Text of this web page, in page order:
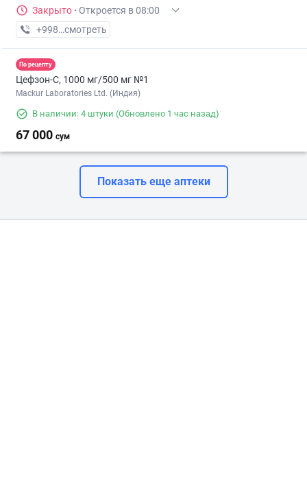
Закрыто · Откроется в 08:00
+998 (88) XXX-XX-XX
смотреть
По рецепту
Цефзон-С, 1000 мг/500 мг №1
Mackur Laboratories Ltd. (Индия)
В наличии: 4 штуки (Обновлено 1 час назад)
67 000 сум
Показать еще аптеки